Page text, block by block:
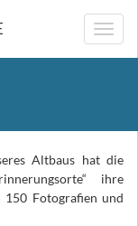
Altbaus hat die
ihre
Fotografien und